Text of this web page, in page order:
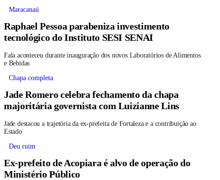
Maracanaú
Raphael Pessoa parabeniza investimento
tecnológico do Instituto SESI SENAI
Fala aconteceu durante inauguração dos novos Laboratórios de Alimentos
e Bebidas
Chapa completa
Jade Romero celebra fechamento da chapa
majoritária governista com Luizianne Lins
Jade destacou a trajetória da ex-prefeita de Fortaleza e a contribuição ao
Estado
Deu ruim
Ex-prefeito de Acopiara é alvo de operação do
Ministério Público